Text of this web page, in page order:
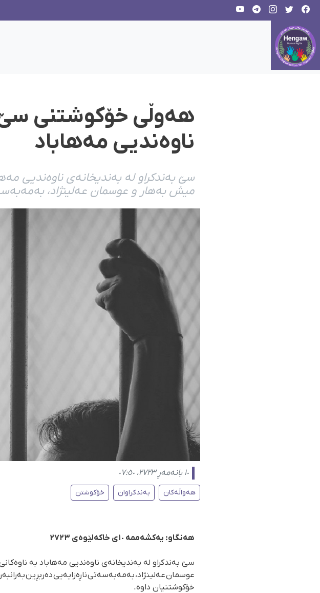
هەوڵی خۆکوشتنی سێ
ناوەندیی مەهاباد
سێ بەندکراو لە بەندیخانەی ناوەندیی
میش بەهار و عوسمان عەلینژاد،
١٠ بانەمەڕ ٢٧٢٣، ٠٧:٥٠
هەواڵەکان بەندکراوان خۆکوشتن
هەنگاو: یەکشەممە ١٠ی خاکەلێوەی ٢٧٢٣
سێ بەندکراو لە بەندیخانەی ناوەندیی مەهاباد بە
عوسمان عەلینژاد، بەمەبەسەتی ناڕەزایەیی دەربڕین
خۆکوشتنیان داوە.